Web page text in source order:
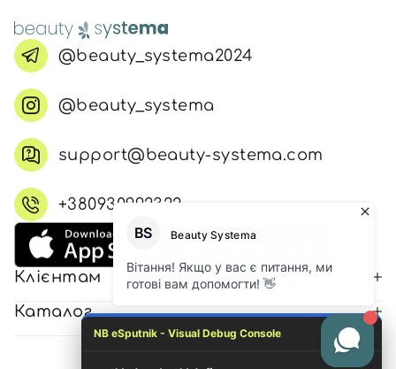
@beauty_systema2024
@beauty_systema
support@beauty-systema.com
+380930992322
Клієнтам
Каталог
NB eSputnik - Visual Debug Console